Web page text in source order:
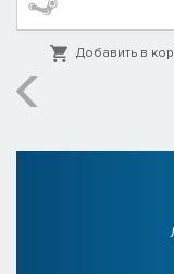
Добавить в